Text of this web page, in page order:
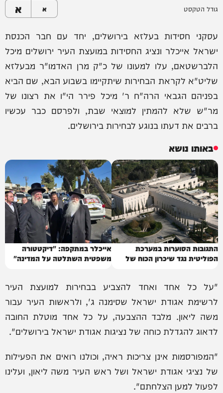
גודל הטקסט א א
עסקני חסידות בעלזא בירושלים, יחד עם חבר הכנסת
ישראל אייכלר ונציג החסידות במועצת העיר ירושלים מיכל
הלברשטאם, עלו למעונו של כ"ק מרן האדמו"ר מבעלזא
שליט"א לקראת הבחירות שיתקיימו בשבוע הבא, שם הביא
בפניהם הגבאי הרה"ח ר' מיכל פירר הי"ו את רצונו של
מר"ש שלא להמתין למוצאי שבת, ולפרסם כבר עכשיו
ברבים את דעתו בנוגע לבחירות בירושלים.
באותו נושא
התגובות הסוערות במערכת
הפוליטית נגד שיכרון הכוח של
אייכלר במתקפה: "דיקטטורה
משפטית השתלטה על המדינה"
"על כל אחד ואחד להצביע בבחירות למועצת העיר
לרשימת אגודת ישראל שסימנה ג', ולראשות העיר עבור
משה ליאון. מלבד ההצבעה, על כל אחד מוטלת החובה
לדאוג להגדלת כוחה של נציגות אגודת ישראל בירושלים".
"המפורסמות אינן צריכות ראיה, וכולנו רואים את הפעילות
של נציגי אגודת ישראל ושל ראש העיר משה ליאון, ועלינו
לפעול למען הצלחתם".